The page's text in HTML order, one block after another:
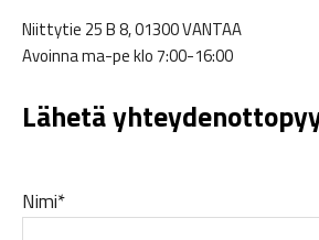
Niittytie 25 B 8, 01300 VANTAA
Avoinna ma-pe klo 7:00-16:00
Lähetä
Nimi*